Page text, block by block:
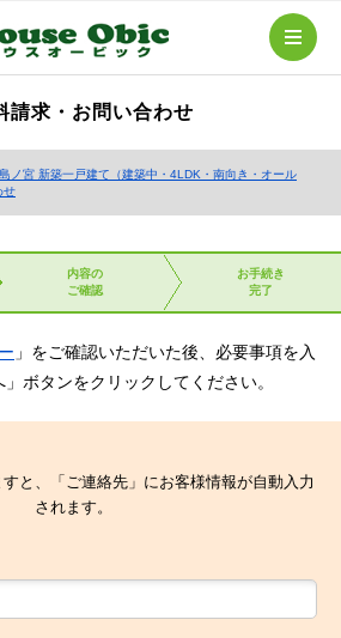
請求・お問い合わせ
ノ宮 新築一戸建て（建築中・4LDK・南向き・オール
せ
内容の
ご確認
お手続き
完了
」をご確認いただいた後、必要事項を入
ボタンをクリックしてください。
と、「ご連絡先」にお客様情報が自動入力
されます。